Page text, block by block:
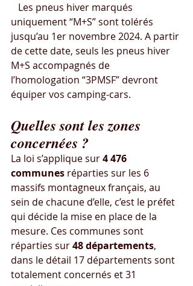
uniquement “M+S” sont tolérés
jusqu’au 1er novembre 2024. A partir
de cette date, seuls les pneus hiver
M+S accompagnés de
l’homologation “3PMSF” devront
équiper vos camping-cars.
Quelles sont les zones
concernées ?
La loi s’applique sur 4 47­6
communes réparties sur les 6
massifs montagneux français, au
sein de chacune d’elle, c’est le préfet
qui décide la mise en place de la
mesure. Ces communes sont
réparties sur 48 départements,
dans le détail 17 départements sont
totalement concernés et 31